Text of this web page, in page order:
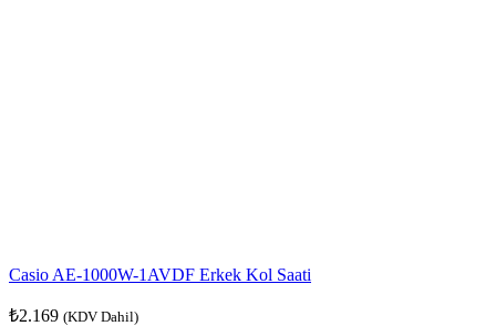
Casio AE-1000W-1AVDF Erkek Kol Saati
₺2.169 (KDV Dahil)